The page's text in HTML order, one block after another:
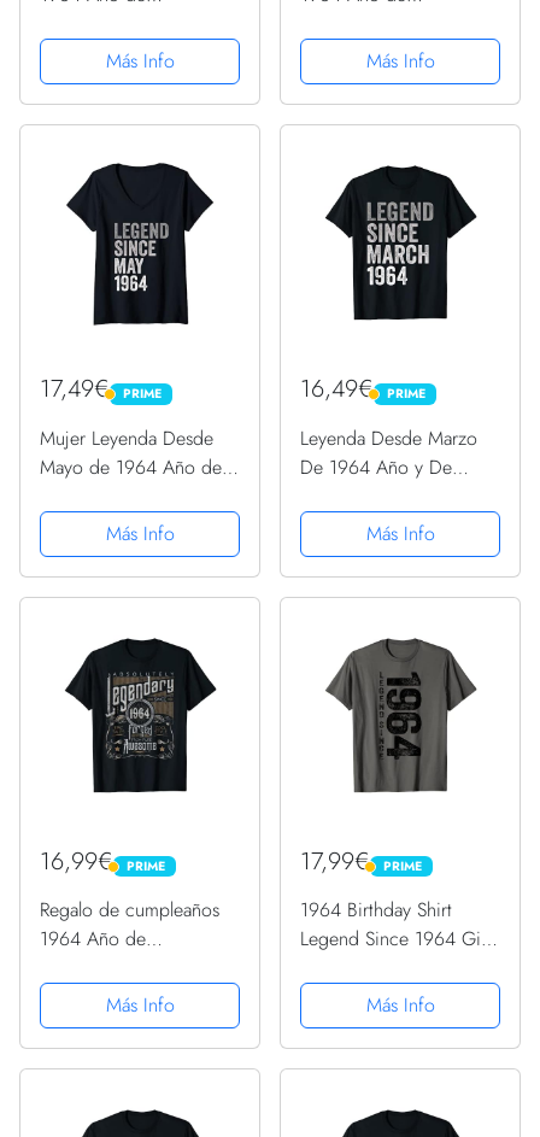
Más Info
sin MangasMás Info
17,49€ PRIME
PRIME
Mujer Leyenda Desde
Mayo de 1964 Año de
Cuello VMás Info
16,49€ PRIME
PRIME
Leyenda Desde Marzo
De 1964 Año y De
CamisetaMás Info
16,99€ PRIME
PRIME
Regalo de cumpleaños
1964 Año de
CamisetaMás Info
17,99€ PRIME
PRIME
1964 Birthday Shirt
Legend Since 1964 Gifts
Más Info